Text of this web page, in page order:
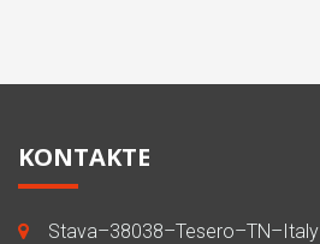
KONTAKTE
Stava–38038–Tesero–TN–Italy